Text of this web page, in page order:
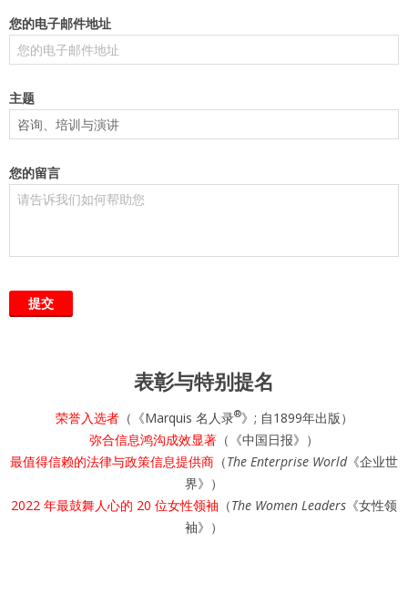
您的电子邮件地址
主题
您的留言
表彰与特别提名
荣誉入选者（《Marquis 名人录®》; 自1899年出版）
弥合信息鸿沟成效显著 （《中国日报》）
最值得信赖的法律与政策信息提供商 （The Enterprise World《企业世
界》）
2022 年最鼓舞人心的 20 位女性领袖 （The Women Leaders 《女性领
袖》）